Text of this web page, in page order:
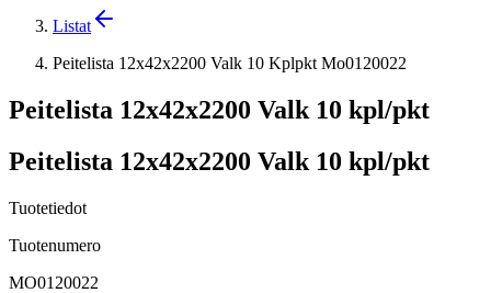
Listat
Peitelista 12x42x2200 Valk 10 Kplpkt Mo0120022
Peitelista 12x42x2200 Valk 10 kpl/pkt
Peitelista 12x42x2200 Valk 10 kpl/pkt
Tuotetiedot
Tuotenumero
MO0120022